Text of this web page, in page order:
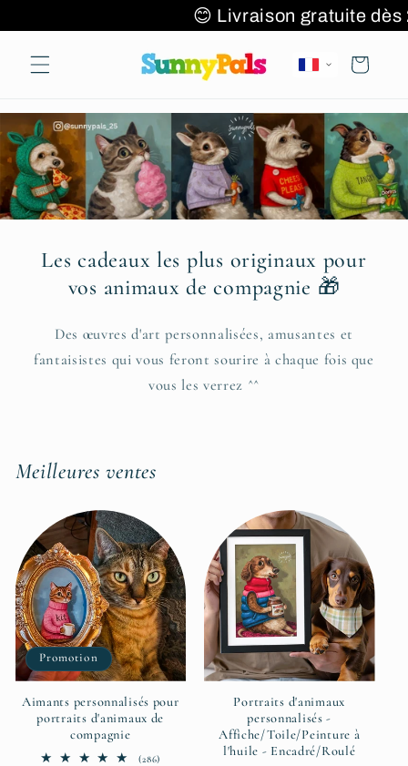
au
😊 Livraison gratuite
Panier
Les cadeaux les plus originaux pour
vos animaux de compagnie 🎁
Des œuvres d'art personnalisées, amusantes et
fantaisistes qui vous feront sourire à chaque fois que
vous les verrez ^^
Meilleures ventes
Promotion
Aimants personnalisés pour
portraits d'animaux de
compagnie
(286)
Portraits d'animaux
personnalisés -
Affiche/Toile/Peinture à
l'huile - Encadré/Roulé